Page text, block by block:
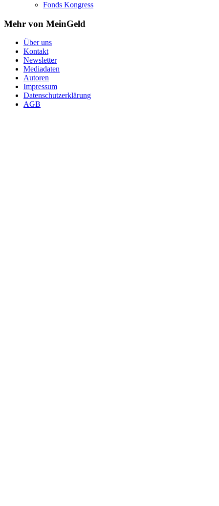
Fonds Kongress
Mehr von MeinGeld
Über uns
Kontakt
Newsletter
Mediadaten
Autoren
Impressum
Datenschutzerklärung
AGB